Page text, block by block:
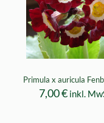
Primula x auricula
7,00€ inkl.